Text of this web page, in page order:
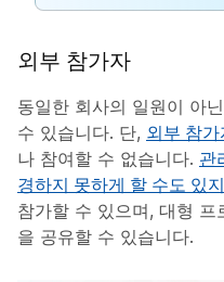
외부 참가자
동일한 회사의 일원이 아
수 있습니다. 단, 외부 참가
나 참여할 수 없습니다. 관
경하지 못하게 할 수도 있
참가할 수 있으며, 대형
을 공유할 수 있습니다.